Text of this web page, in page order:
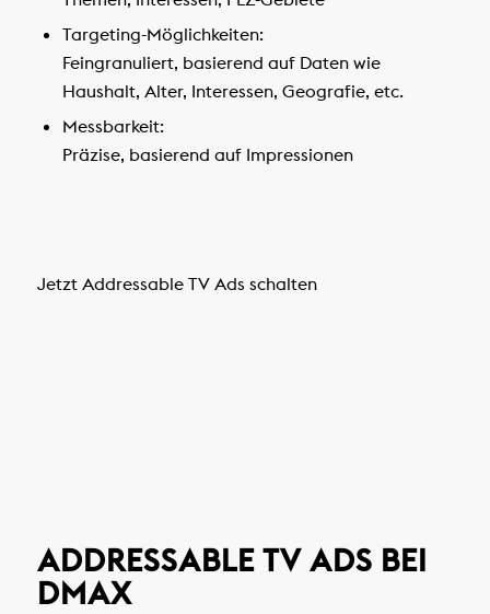
Targeting-Möglichkeiten:
Feingranuliert, basierend auf Daten wie
Haushalt, Alter, Interessen, Geografie, etc.
Messbarkeit:
Präzise, basierend auf Impressionen
Jetzt Addressable TV Ads schalten
ADDRESSABLE TV ADS BEI
DMAX